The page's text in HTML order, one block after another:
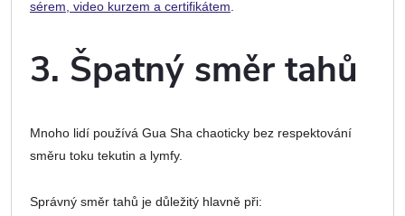
sérem, video kurzem a certifikátem
3. Špatný směr tahů
Mnoho lidí používá Gua Sha chaoticky bez respektování
směru toku tekutin a lymfy.
Správný směr tahů je důležitý hlavně při: